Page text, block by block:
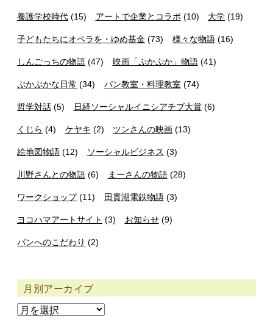
養護学校時代 (15) アートで企業とコラボ (10) 大学 (19)
子どもたちにオペラを・ゆめ基金 (73) 様々な物語(16)
しんごっちの物語 (47) 映画「ぷかぷか」物語(41)
ぷかぷかな日常 (34) パン教室・料理教室 (74)
哲学対話 (5) 日経ソーシャルイニシアチブ大賞(6)
くじら (4) ケヤキ (2) ツンさんの映画 (13)
絵地図物語 (12) ソーシャルビジネス (3)
川野さんとの物語 (6) まーさんの物語(28)
ワークショップ(11) 田貫湖電鉄物語(3)
ヨコハマアートサイト (3) お知らせ(9)
パンへのこだわり (2)
月別アーカイブ